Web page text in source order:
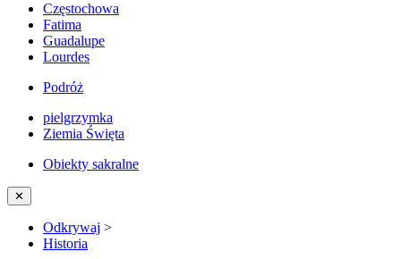
Częstochowa
Fatima
Guadalupe
Lourdes
Podróż
pielgrzymka
Ziemia Święta
Obiekty sakralne
✕
Odkrywaj >
Historia